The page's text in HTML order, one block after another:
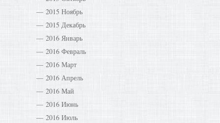
2015 Ноябрь
2015 Декабрь
2016 Январь
2016 Февраль
2016 Март
2016 Апрель
2016 Май
2016 Июнь
2016 Июль